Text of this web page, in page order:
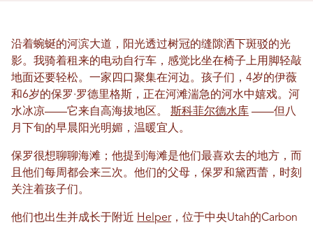
沿着蜿蜒的河滨大道，阳光透过树冠的缝隙洒下斑驳的光
影。我骑着租来的电动自行车，感觉比坐在椅子上用脚轻敲
地面还要轻松。一家四口聚集在河边。孩子们，4岁的伊薇
和6岁的保罗·罗德里格斯，正在河滩湍急的河水中嬉戏。河
水冰凉——它来自高海拔地区。 斯科菲尔德水库 ——但八
月下旬的早晨阳光明媚，温暖宜人。
保罗很想聊聊海滩；他提到海滩是他们最喜欢去的地方，而
且他们每周都会来三次。他们的父母，保罗和黛西蕾，时刻
关注着孩子们。
他们也出生并成长于附近 Helper，位于中央Utah的Carbon